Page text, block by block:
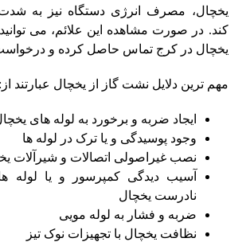
یخچال، مصرف انرژی دستگاه نیز به‌
کند. در صورت مشاهده این علائم، می‌ توانید
یخچال در کرج تماس حاصل کرده و درخواست
مهم‌ ترین دلایل نشت گاز از یخچال عبارتند از:
ایجاد ضربه و برخورد به لوله‌ های
وجود پوسیدگی و یا ترک در لوله‌ ها
نصب غیراصولی اتصالات و شیرآلات
آسیب دیدگی کمپرسور و یا لوله‌
نادرست یخچال
ضربه و فشار به لوله مویی
نظافت یخچال با تجهیزات نوک‌ تیز